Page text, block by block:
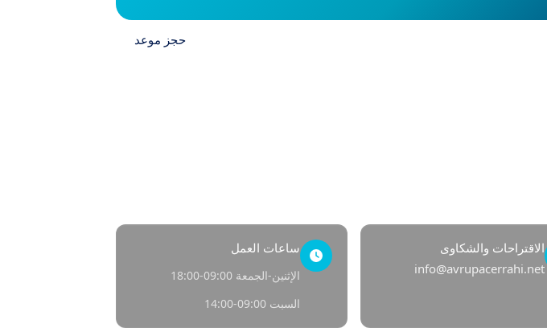
حجز موعد
الاقتراحات والشكاوى
info@avrupacerrahi.net
ساعات العمل
الإثنين-الجمعة 09:00-18:00
السبت 09:00-14:00